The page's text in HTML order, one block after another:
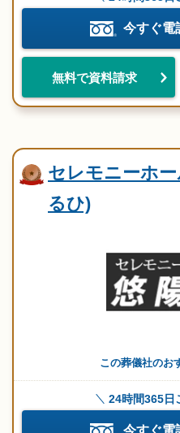
今すぐ電
無料で資料請求
セレモニーホ
るひ)
この葬儀社のお
24時間365日